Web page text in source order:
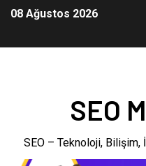
08 Ağustos 2026
SEO
SEO – Teknoloji, Bilişim,